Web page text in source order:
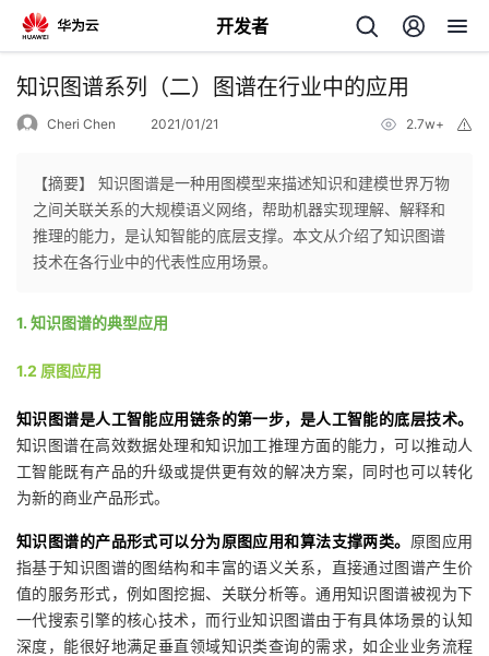
开发者
返
个
人
主
页
我
的
开
发
我
的
我
知识图谱系列（二）图谱在行业中的应用
Cheri Chen 2021/01/21 2.7w+
【摘要】 知识图谱是一种用图模型来描述知识和建模世界万物
之间关联关系的大规模语义网络，帮助机器实现理解、解释和
推理的能力，是认知智能的底层支撑。本文从介绍了知识图谱
技术在各行业中的代表性应用场景。
1. 知识图谱的典型应用
1.2 原图应用
知识图谱是人工智能应用链条的第一步，是人工智能的底层技术。
知识图谱在高效数据处理和知识加工推理方面的能力，可以推动人
工智能既有产品的升级或提供更有效的解决方案，同时也可以转化
为新的商业产品形式。
知识图谱的产品形式可以分为原图应用和算法支撑两类。 原图应用
指基于知识图谱的图结构和丰富的语义关系，直接通过图谱产生价
值的服务形式，例如图挖掘、关联分析等。通用知识图谱被视为下
一代搜索引擎的核心技术，而行业知识图谱由于有具体场景的认知
深度，能很好地满足垂直领域知识类查询的需求，如企业业务流程